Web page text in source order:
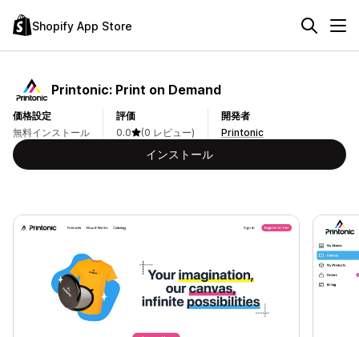
Shopify App Store
Printonic: Print on Demand
価格設定
無料インストール
評価
0.0
(0 レビュー)
開発者
Printonic
インストール